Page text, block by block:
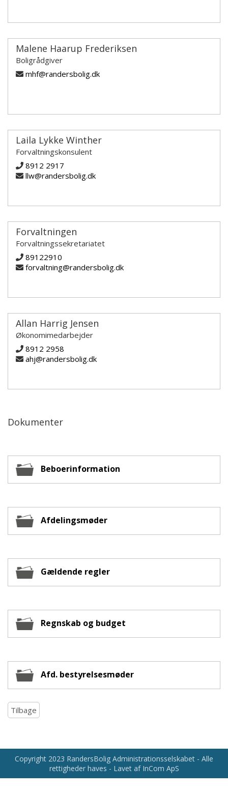
Malene Haarup Frederiksen
Boligrådgiver
mhf@randersbolig.dk
Laila Lykke Winther
Forvaltningskonsulent
8912 2917
llw@randersbolig.dk
Forvaltningen
Forvaltningssekretariatet
89122910
forvaltning@randersbolig.dk
Allan Harrig Jensen
Økonomimedarbejder
8912 2958
ahj@randersbolig.dk
Dokumenter
Beboerinformation
Afdelingsmøder
Gældende regler
Regnskab og budget
Afd. bestyrelsesmøder
Tilbage
Copyright 2023 RandersBolig Administrationsselskabet - Alle
rettigheder haves - Lavet af InCom ApS